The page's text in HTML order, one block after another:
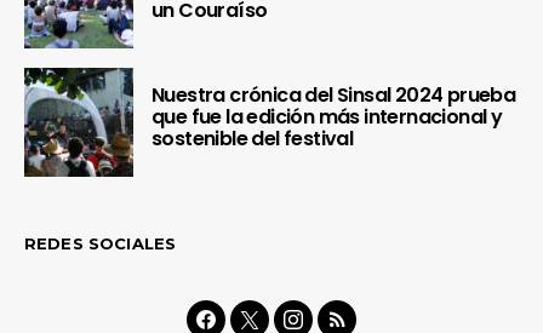
un Couraíso
Nuestra crónica del Sinsal 2024 prueba
que fue la edición más internacional y
sostenible del festival
REDES SOCIALES